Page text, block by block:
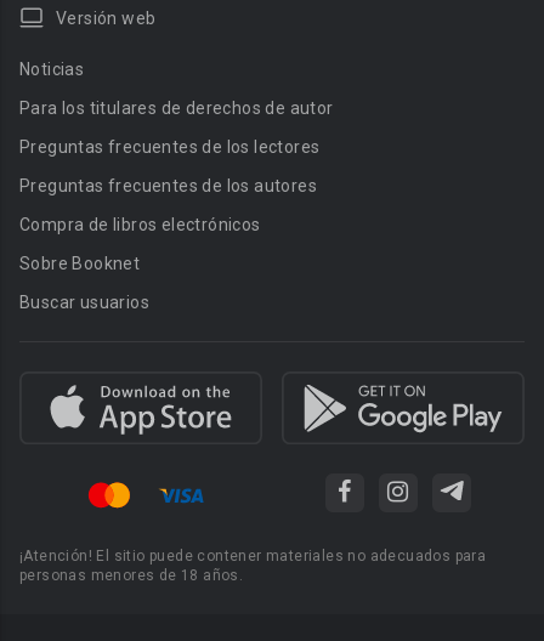
Versión web
Noticias
Para los titulares de derechos de autor
Preguntas frecuentes de los lectores
Preguntas frecuentes de los autores
Compra de libros electrónicos
Sobre Booknet
Buscar usuarios
¡Atención! El sitio puede contener materiales no adecuados para
personas menores de 18 años.